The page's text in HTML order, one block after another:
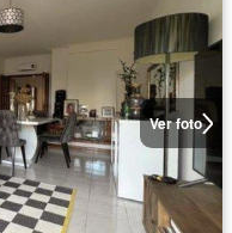
Ver foto